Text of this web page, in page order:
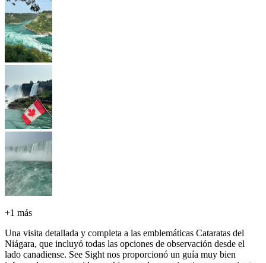
+1 más
Una visita detallada y completa a las emblemáticas Cataratas del
Niágara, que incluyó todas las opciones de observación desde el
lado canadiense. See Sight nos proporcionó un guía muy bien